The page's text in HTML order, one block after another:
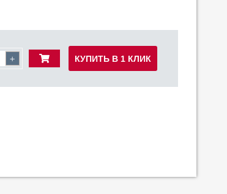
+ КУПИТЬ В 1 КЛИК